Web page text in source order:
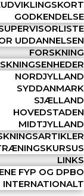
GODKENDELSE
UDDANNELSEN
FORSKNING
NORDJYLLAND
SYDDANMARK
SJÆLLAND
HOVEDSTADEN
MIDTJYLLAND
LINKS
FYP OG DPBO
INTERNATIONALT